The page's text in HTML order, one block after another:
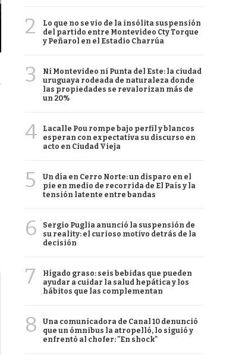
2
Lo que no se vio de la insólita suspensión
del partido entre Montevideo Cty Torque
y Peñarol en el Estadio Charrúa
3
Ni Montevideo ni Punta del Este: la ciudad
uruguaya rodeada de naturaleza donde
las propiedades se revalorizan más de
un 20%
4
Lacalle Pou rompe bajo perfil y blancos
esperan con expectativa su discurso en
acto en Ciudad Vieja
5
Un día en Cerro Norte: un disparo en el
pie en medio de recorrida de El País y la
tensión latente entre bandas
6
Sergio Puglia anunció la suspensión de
su reality: el curioso motivo detrás de la
decisión
7
Hígado graso: seis bebidas que pueden
ayudar a cuidar la salud hepática y los
hábitos que las complementan
8
Una comunicadora de Canal 10 denunció
que un ómnibus la atropelló, lo siguió y
enfrentó al chofer: "En shock"